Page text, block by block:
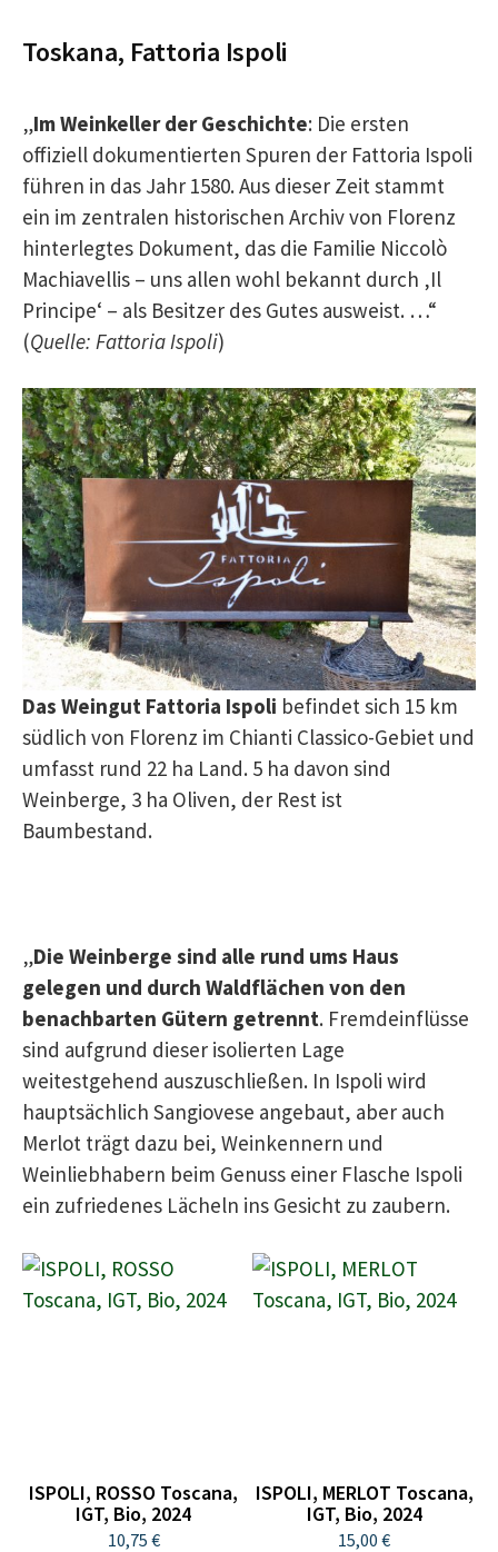
Toskana, Fattoria Ispoli
„Im Weinkeller der Geschichte: Die ersten
offiziell dokumentierten Spuren der Fattoria Ispoli
führen in das Jahr 1580. Aus dieser Zeit stammt
ein im zentralen historischen Archiv von Florenz
hinterlegtes Dokument, das die Familie Niccolò
Machiavellis – uns allen wohl bekannt durch ‚Il
Principe‘ – als Besitzer des Gutes ausweist. …“
(Quelle: Fattoria Ispoli)
Das Weingut Fattoria Ispoli befindet sich 15 km
südlich von Florenz im Chianti Classico-Gebiet und
umfasst rund 22 ha Land. 5 ha davon sind
Weinberge, 3 ha Oliven, der Rest ist
Baumbestand.
„Die Weinberge sind alle rund ums Haus
gelegen und durch Waldflächen von den
benachbarten Gütern getrennt. Fremdeinflüsse
sind aufgrund dieser isolierten Lage
weitestgehend auszuschließen. In Ispoli wird
hauptsächlich Sangiovese angebaut, aber auch
Merlot trägt dazu bei, Weinkennern und
Weinliebhabern beim Genuss einer Flasche Ispoli
ein zufriedenes Lächeln ins Gesicht zu zaubern.
ISPOLI, ROSSO Toscana,
IGT, Bio, 2024
10,75 €
ISPOLI, MERLOT Toscana,
IGT, Bio, 2024
15,00 €